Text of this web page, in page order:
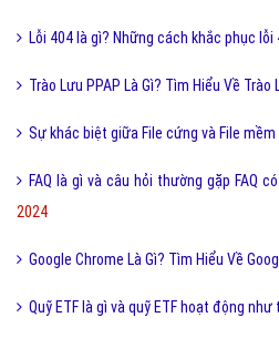
Lỗi 404 là gì? Những cách khắc phục lỗi
Trào Lưu PPAP Là Gì? Tìm Hiểu Về Trào
Sự khác biệt giữa File cứng và File mềm
FAQ là gì và câu hỏi thường gặp FAQ
2024
Google Chrome Là Gì? Tìm Hiểu Về
Quỹ ETF là gì và quỹ ETF hoạt động như